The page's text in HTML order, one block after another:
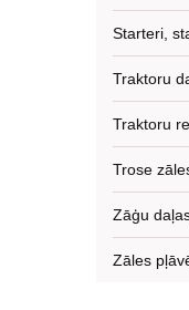
Starteri,
Traktoru
Traktoru
Trose
Zāģu
Zāles